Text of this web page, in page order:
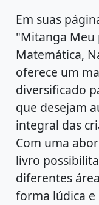
Em suas
"Mitanga Meu
Matemática,
oferece um
diversificado
que desejam
integral das
Com uma
livro
diferentes
forma lúdica